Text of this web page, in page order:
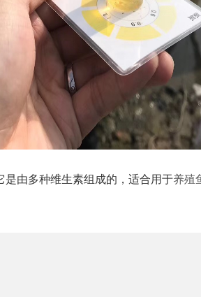
是由多种维生素组成的，适合用于养殖